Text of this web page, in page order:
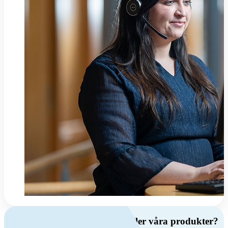
Har du frågor om ventilation eller våra produkter?